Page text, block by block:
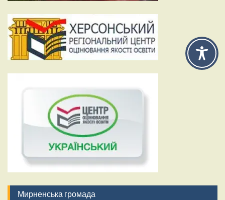
Мирненська громада